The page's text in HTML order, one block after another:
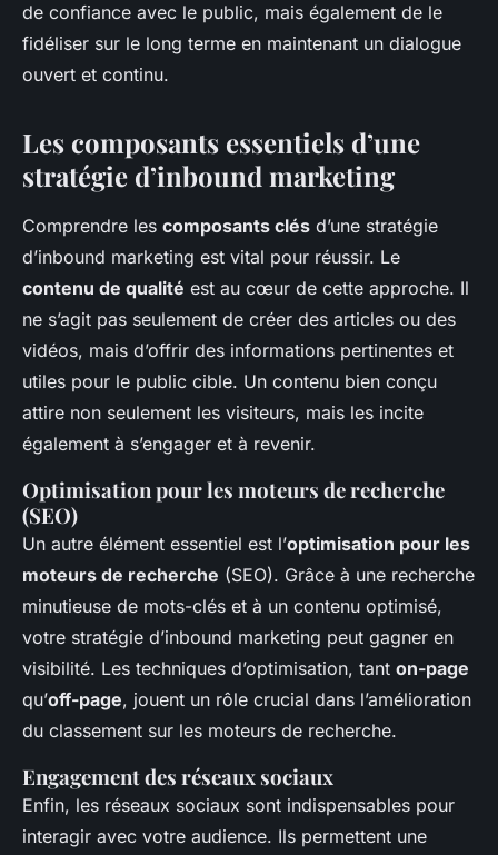
de confiance avec le public, mais également de le
fidéliser sur le long terme en maintenant un dialogue
ouvert et continu.
Les composants essentiels d’une
stratégie d’inbound marketing
Comprendre les composants clés d’une stratégie
d’inbound marketing est vital pour réussir. Le
contenu de qualité est au cœur de cette approche. Il
ne s’agit pas seulement de créer des articles ou des
vidéos, mais d’offrir des informations pertinentes et
utiles pour le public cible. Un contenu bien conçu
attire non seulement les visiteurs, mais les incite
également à s’engager et à revenir.
Optimisation pour les moteurs de recherche
(SEO)
Un autre élément essentiel est l’optimisation pour les
moteurs de recherche (SEO). Grâce à une recherche
minutieuse de mots-clés et à un contenu optimisé,
votre stratégie d’inbound marketing peut gagner en
visibilité. Les techniques d’optimisation, tant on-page
qu’off-page, jouent un rôle crucial dans l’amélioration
du classement sur les moteurs de recherche.
Engagement des réseaux sociaux
Enfin, les réseaux sociaux sont indispensables pour
interagir avec votre audience. Ils permettent une